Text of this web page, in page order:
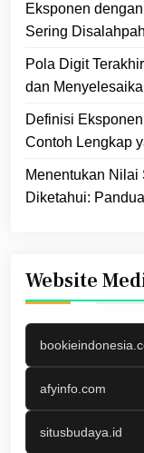
Eksponen
Sering
Pola Digit
dan
Definisi
Contoh Lengkap
Menentukan Nilai
Diketahui:
Website
afyinfo.com
situsbudaya.id